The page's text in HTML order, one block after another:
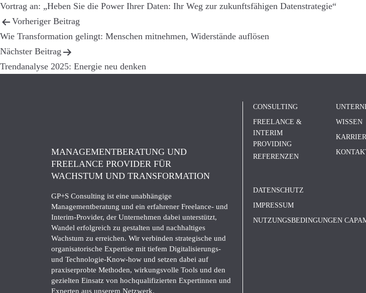
Vortrag an: „Heben Sie die Power Ihrer Daten: Ihr Weg zur zukunftsfähigen Datenstrategie“
BEITRAGS-
NAVIGATION
Vorheriger Beitrag
Wie Transformation gelingt: Menschen mitnehmen, Widerstände auflösen
Nächster Beitrag
Trendanalyse 2025: Energie neu denken
MANAGEMENTBERATUNG UND
FREELANCE PROVIDER FÜR
WACHSTUM UND TRANSFORMATION
GP+S Consulting ist eine unabhängige
Managementberatung und ein erfahrener Freelance- und
Interim-Provider, der Unternehmen dabei unterstützt,
Wandel erfolgreich zu gestalten und nachhaltiges
Wachstum zu erreichen. Wir verbinden strategische und
organisatorische Expertise mit tiefem Digitalisierungs-
und Technologie-Know-how und setzen dabei auf
praxiserprobte Methoden, wirkungsvolle Tools und den
gezielten Einsatz von hochqualifizierten Expertinnen und
Experten aus unserem Netzwerk.
CONSULTING
FREELANCE &
INTERIM
PROVIDING
REFERENZEN
WISSEN
DATENSCHUTZ
IMPRESSUM
NUTZUNGSBEDINGUNGEN